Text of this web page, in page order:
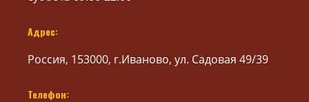
Адрес:
Россия, 153000, г.Иваново, ул. Садовая 49/39
Телефон: